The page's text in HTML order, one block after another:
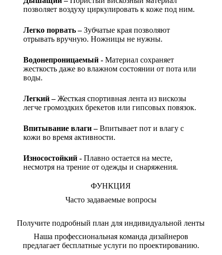
ФУНКЦИЯ
Часто задаваемые вопросы
позволяет воздуху циркулировать к коже под ним.
Легко порвать –Зубчатые края позволяют
отрывать вручную. Ножницы не нужны.
Водонепроницаемый -Материал сохраняет
жесткость даже во влажном состоянии от пота или
воды.
Легкий –Жесткая спортивная лента из вискозы
легче громоздких брекетов или гипсовых повязок.
Впитывание влаги –Впитывает пот и влагу с
кожи во время активности.
Износостойкий - Плавно остается на месте,
несмотря на трение от одежды и снаряжения.
Получите подробный план для индивидуальной ленты
Наша профессиональная команда дизайнеров
предлагает бесплатные услуги по проектированию.